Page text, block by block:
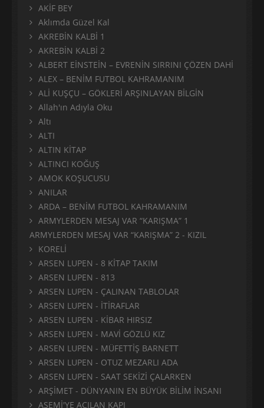
AKİF BEY
Aklımda Güzel Kal
AKREBİN KALBİ 1
AKREBİN KALBİ 2
ALBERT EİNSTEİN – EVRENİN SIRRINI ÇÖZEN DAHİ
ALEX – BENİM FUTBOL KAHRAMANIM
ALİ KUŞÇU – GÖKLERİ ARŞINLAYAN BİLGİN
Allah'ın Adıyla Oku
Altı
ALTI
ALTIN KİTAP
ALTINCI KOĞUŞ
AMOK KOŞUCUSU
ANILAR
ARDA – BENİM FUTBOL KAHRAMANIM
ARMYLERDEN MESAJ VAR “KARIŞMA” 1
ARMYLERDEN MESAJ VAR “KARIŞMA” 2 - KIZIL
KORELİ
ARSEN LUPEN - 8 KİTAP TAKIM
ARSEN LUPEN - 813
ARSEN LUPEN - ÇALINAN TABLOLAR
ARSEN LUPEN - İTİRAFLAR
ARSEN LUPEN - KİBAR HIRSIZ
ARSEN LUPEN - MAVİ GÖZLÜ KIZ
ARSEN LUPEN - MÜFETTİŞ BARNETT
ARSEN LUPEN - OTUZ MEZARLI ADA
ARSEN LUPEN - SAAT SEKİZİ ÇALARKEN
ARŞİMET - DÜNYANIN EN BÜYÜK BİLİM İNSANI
ASEMİ'YE AÇILAN KAPI